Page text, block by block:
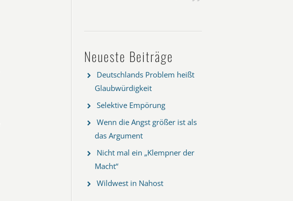
Neueste Beiträge
Deutschlands Problem heißt
Glaubwürdigkeit
Selektive Empörung
Wenn die Angst größer ist als
das Argument
Nicht mal ein „Klempner der
Macht“
Wildwest in Nahost